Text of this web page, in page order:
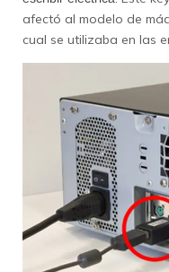
afectó al modelo de
cual se utilizaba en las